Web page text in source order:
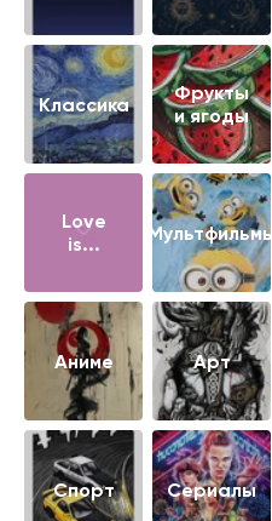
Классика
Фрукты
и ягоды
Love
is...
Мультфильмы
Аниме Арт
Cпорт Сериалы